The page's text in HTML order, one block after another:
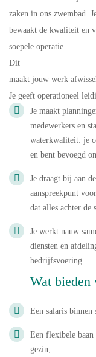
zaken in ons zwembad.
bewaakt de kwaliteit en
soepele operatie.
Dit
maakt jouw werk
Je geeft operationeel
Je maakt
medewerkers en
waterkwaliteit: je
en bent bevoegd
Je draagt bij aan
aanspreekpunt
dat alles achter de
Je werkt nauw
diensten en
bedrijfsvoering
Wat
Een salaris binnen
Een flexibele
gezin;